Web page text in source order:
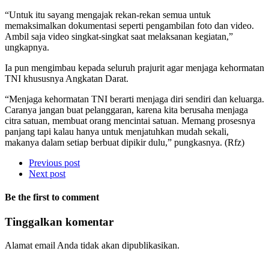
“Untuk itu sayang mengajak rekan-rekan semua untuk
memaksimalkan dokumentasi seperti pengambilan foto dan video.
Ambil saja video singkat-singkat saat melaksanan kegiatan,”
ungkapnya.
Ia pun mengimbau kepada seluruh prajurit agar menjaga kehormatan
TNI khususnya Angkatan Darat.
“Menjaga kehormatan TNI berarti menjaga diri sendiri dan keluarga.
Caranya jangan buat pelanggaran, karena kita berusaha menjaga
citra satuan, membuat orang mencintai satuan. Memang prosesnya
panjang tapi kalau hanya untuk menjatuhkan mudah sekali,
makanya dalam setiap berbuat dipikir dulu,” pungkasnya. (Rfz)
Previous post
Next post
Be the first to comment
Tinggalkan komentar
Alamat email Anda tidak akan dipublikasikan.